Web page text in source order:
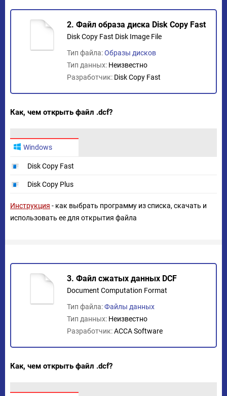
2. Файл образа диска Disk Copy Fast
Disk Copy Fast Disk Image File
Тип файла:Образы дисков
Тип данных: Неизвестно
Разработчик: Disk Copy Fast
Как, чем открыть файл .dcf?
Windows
Disk Copy Fast
Disk Copy Plus
Инструкция - как выбрать программу из списка, скачать и
использовать ее для открытия файла
3. Файл сжатых данных DCF
Document Computation Format
Тип файла:Файлы данных
Тип данных: Неизвестно
Разработчик:ACCA Software
Как, чем открыть файл .dcf?